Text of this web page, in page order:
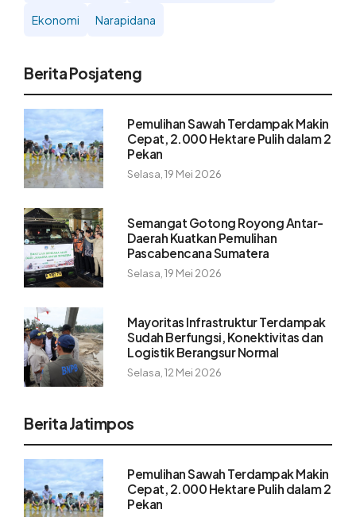
Ekonomi Narapidana
Berita Posjateng
Pemulihan Sawah Terdampak Makin
Cepat, 2.000 Hektare Pulih dalam 2
Pekan
Selasa, 19 Mei 2026
Semangat Gotong Royong Antar-
Daerah Kuatkan Pemulihan
Pascabencana Sumatera
Selasa, 19 Mei 2026
Mayoritas Infrastruktur Terdampak
Sudah Berfungsi, Konektivitas dan
Logistik Berangsur Normal
Selasa, 12 Mei 2026
Berita Jatimpos
Pemulihan Sawah Terdampak Makin
Cepat, 2.000 Hektare Pulih dalam 2
Pekan